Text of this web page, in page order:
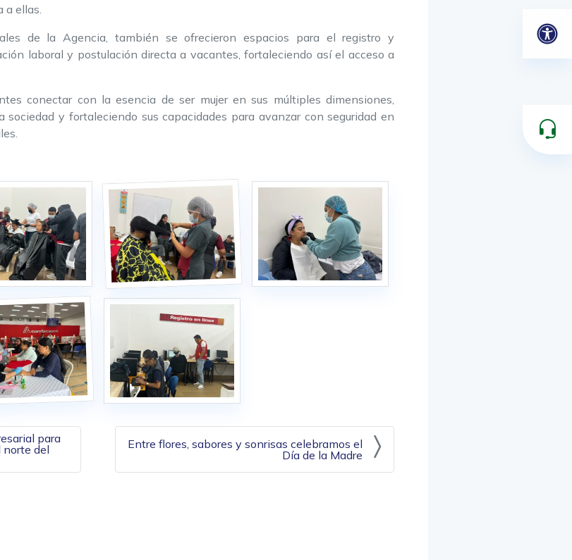
ellas.
de la Agencia, también se ofrecieron espacios para el registro y
laboral y postulación directa a vacantes, fortaleciendo así el acceso a
conectar con la esencia de ser mujer en sus múltiples dimensiones,
y fortaleciendo sus capacidades para avanzar con seguridad en
para
norte del
Entre flores, sabores y sonrisas celebramos el
Día de la Madre